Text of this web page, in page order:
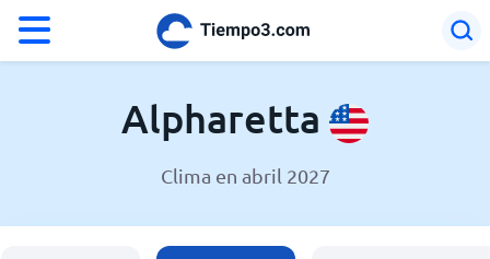
El clima en Alpharetta
Alpharetta
Clima en abril 2027